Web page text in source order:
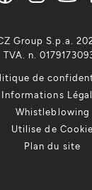
de
Informations
Whistleblowing
Utilise de Cookie
Plan du site
Group S.p.a.
TVA. n.